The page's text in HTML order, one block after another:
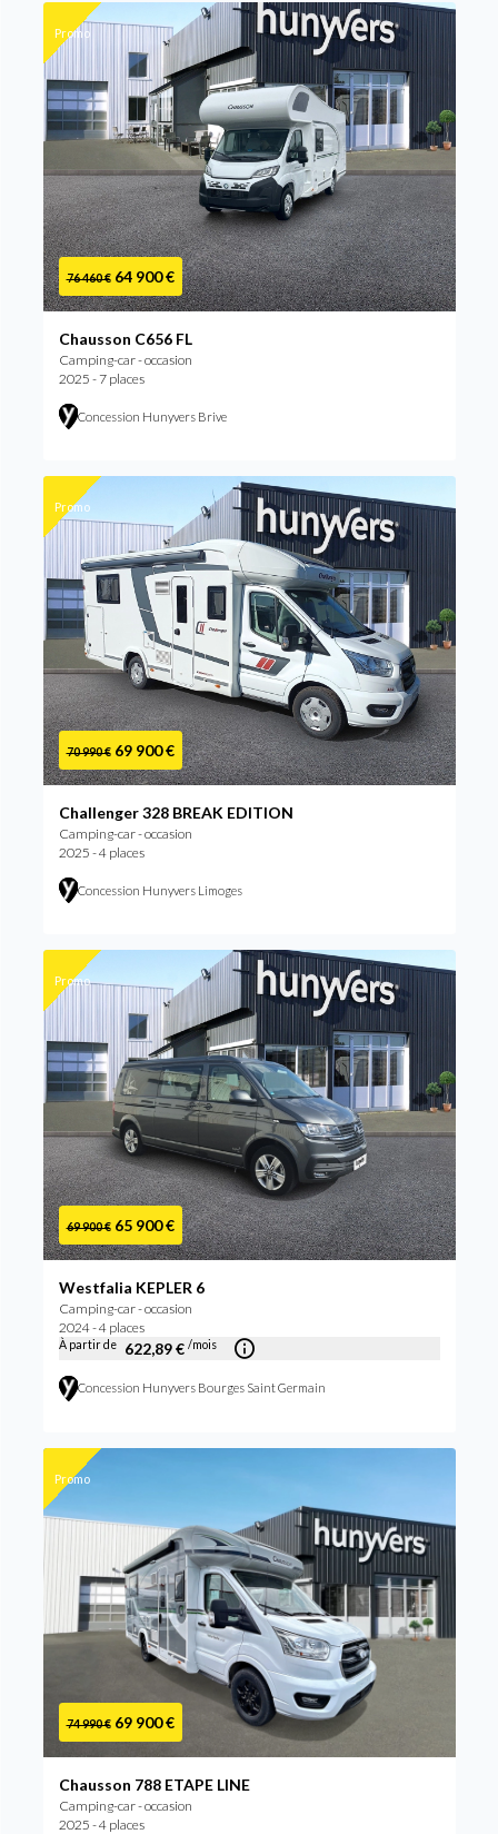
Promo
76 460 € 64 900 €
Chausson C656 FL
Camping-car - occasion
2025 - 7 places
Concession Hunyvers Brive
Promo
70 990 € 69 900 €
Challenger 328 BREAK EDITION
Camping-car - occasion
2025 - 4 places
Concession Hunyvers Limoges
Promo
69 900 € 65 900 €
Westfalia KEPLER 6
Camping-car - occasion
2024 - 4 places
À partir de 622,89 € /mois
Concession Hunyvers Bourges Saint Germain
Promo
74 990 € 69 900 €
Chausson 788 ETAPE LINE
Camping-car - occasion
2025 - 4 places